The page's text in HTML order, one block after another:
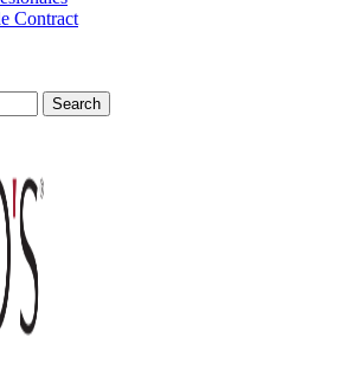
Contract
Search